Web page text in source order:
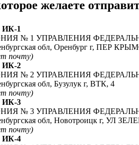
желаете
ИК-1
№ 1 УПРАВЛЕНИЯ
обл, Оренбург г, ПЕР
почту)
ИК-2
№ 2 УПРАВЛЕНИЯ
обл, Бузулук г, ВТК, 4
почту)
ИК-3
№ 3 УПРАВЛЕНИЯ
обл, Новотроицк г, УЛ
почту)
ИК-4